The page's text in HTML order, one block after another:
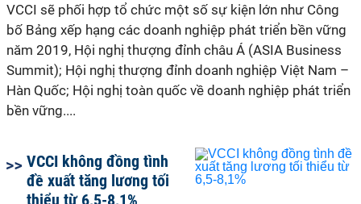
VCCI sẽ phối hợp tổ chức một số sự kiện lớn như Công
bố Bảng xếp hạng các doanh nghiệp phát triển bền vững
năm 2019, Hội nghị thượng đỉnh châu Á (ASIA Business
Summit); Hội nghị thượng đỉnh doanh nghiệp Việt Nam –
Hàn Quốc; Hội nghị toàn quốc về doanh nghiệp phát triển
bền vững....
VCCI không đồng tình
đề xuất tăng lương tối
thiểu từ 6,5-8,1%